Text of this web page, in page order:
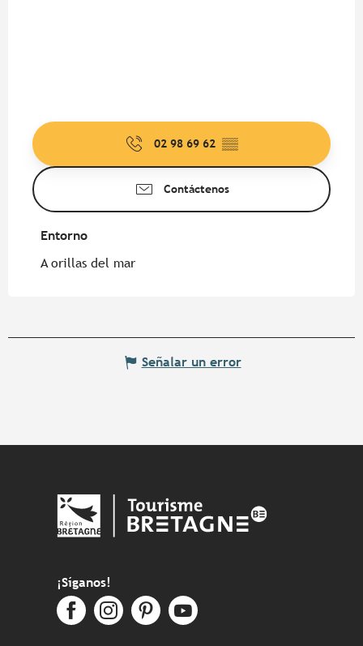
02 98 69 62 ▒▒
Contáctenos
Entorno
Entorno
A orillas del mar
Señalar un error
¡Síganos!